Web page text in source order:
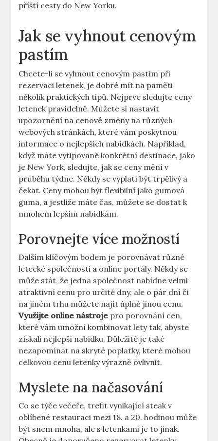
příští cesty do New Yorku.
Jak se vyhnout cenovým
pastím
Chcete-li se vyhnout cenovým pastím při
rezervaci letenek, je dobré mít na paměti
několik praktických tipů. Nejprve sledujte ceny
letenek pravidelně. Můžete si nastavit
upozornění na cenové změny na různých
webových stránkách, které vám poskytnou
informace o nejlepších nabídkách. Například,
když máte vytipované konkrétní destinace, jako
je New York, sledujte, jak se ceny mění v
průběhu týdne. Někdy se vyplatí být trpělivý a
čekat. Ceny mohou být flexibilní jako gumová
guma, a jestliže máte čas, můžete se dostat k
mnohem lepším nabídkám.
Porovnejte více možností
Dalším klíčovým bodem je porovnávat různé
letecké společnosti a online portály. Někdy se
může stát, že jedna společnost nabídne velmi
atraktivní cenu pro určité dny, ale o pár dní či
na jiném trhu můžete najít úplně jinou cenu.
Využijte online nástroje pro porovnání cen,
které vám umožní kombinovat lety tak, abyste
získali nejlepší nabídku. Důležité je také
nezapomínat na skryté poplatky, které mohou
celkovou cenu letenky výrazně ovlivnit.
Myslete na načasování
Co se týče večeře, trefit vynikající steak v
oblíbené restauraci mezi 18. a 20. hodinou může
být snem mnoha, ale s letenkami je to jinak.